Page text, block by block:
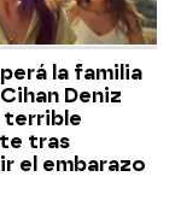
la familia
Deniz
terrible
tras
el embarazo